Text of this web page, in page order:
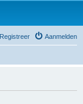
Aanmelden
Registreer